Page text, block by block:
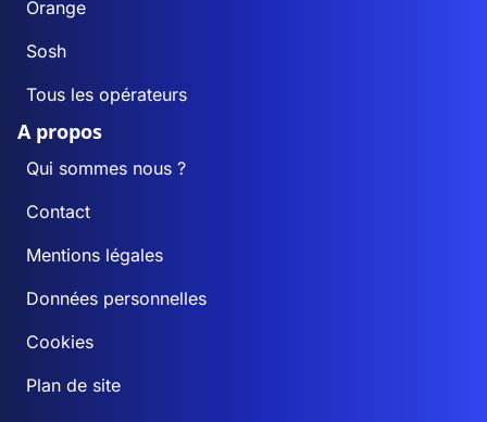
Orange
Sosh
Tous les opérateurs
A propos
Qui sommes nous ?
Contact
Mentions légales
Données personnelles
Cookies
Plan de site